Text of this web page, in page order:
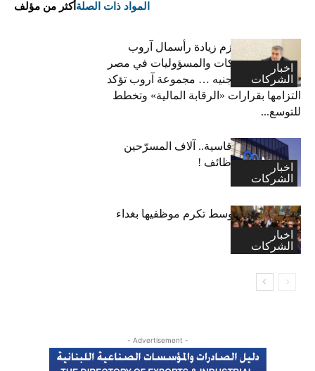
المواد ذات الصلة أكثر من مؤلف
اخبار
الشركات
فاتح بكداش:نعتزم زيادة رأسمال آروب
لتأمينات الممتلكات والمسؤوليات في مصر
إلى 600 مليون جنيه … مجموعة آروب تؤكد
التزامها بقرارات «الرقابة المالية» وتخطط
للتوسع...
اخبار
الشركات
“ميتا”: قرارات قاسية.. آلاف المسرّحين
وتجميد آلاف الوظائف !
اخبار
الشركات
اكسا الشرق الاوسط تكرم موظفيها بغداء
احتفالا بالاعياد
- Advertisement -